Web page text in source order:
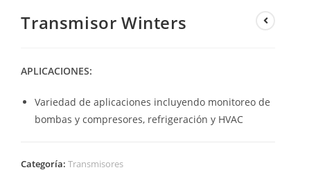
Transmisor Winters
APLICACIONES:
Variedad de aplicaciones incluyendo monitoreo de
bombas y compresores, refrigeración y HVAC
Categoría:Transmisores